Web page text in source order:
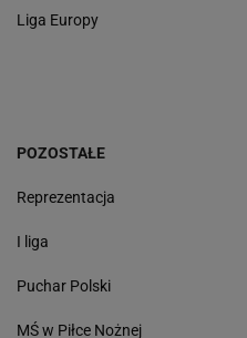
Liga Europy
POZOSTAŁE
Reprezentacja
I liga
Puchar Polski
MŚ w Piłce Nożnej